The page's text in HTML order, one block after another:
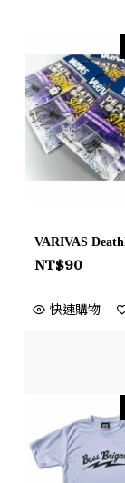
VARIVAS
NT$90
快速購物